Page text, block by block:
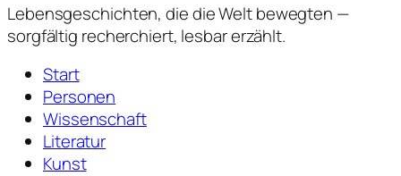
Lebensgeschichten, die die Welt bewegten —
sorgfältig recherchiert, lesbar erzählt.
Start
Personen
Wissenschaft
Literatur
Kunst